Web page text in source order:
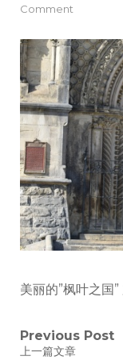
Comment
美丽的”枫叶之国”
文
Previous Post
Previous
上一篇文章